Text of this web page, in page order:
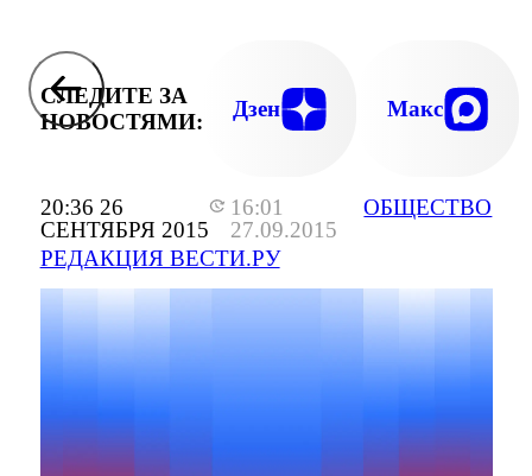
20:36 26
СЕНТЯБРЯ 2015
16:01
27.09.2015
РЕДАКЦИЯ ВЕСТИ.РУ
ОБЩЕСТВО
СЛЕДИТЕ ЗА
НОВОСТЯМИ:
Дзен Макс